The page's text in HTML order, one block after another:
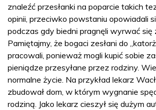
znaleźć przesłanki na poparcie takich
opinii, przeciwko powstaniu opowiadali
podczas gdy biedni pragnęli wyrwać się
Pamiętajmy, że bogaci zesłani do
pracowali, ponieważ mogli kupić sobie
pieniądze przesyłane przez rodziny.
normalne życie. Na przykład lekarz
zbudował dom, w którym wygnanie
rodziną. Jako lekarz cieszył się dużym